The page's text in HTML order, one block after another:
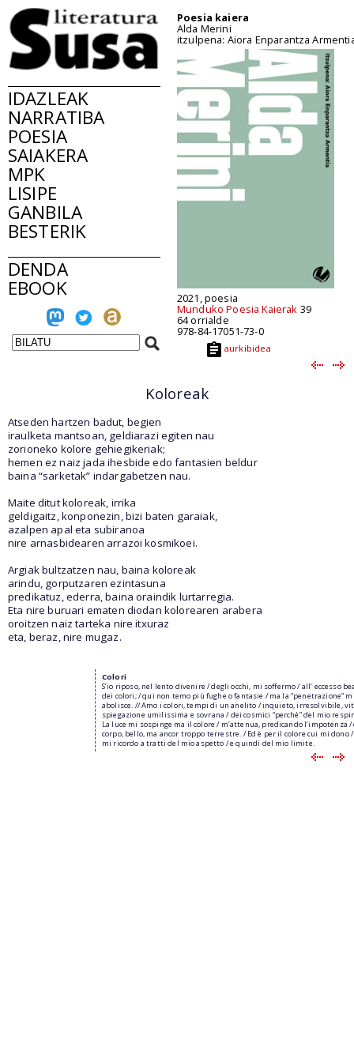
IDAZLEAK
NARRATIBA
POESIA
SAIAKERA
MPK
LISIPE
GANBILA
BESTERIK
DENDA
EBOOK
Poesia kaiera
Alda Merini
itzulpena: Aiora Enparantza
2021, poesia
Munduko Poesia Kaierak 39
64 orrialde
978-84-17051-73-0
aurkibidea
Koloreak
Atseden hartzen badut, begien
iraulketa mantsoan, geldiarazi egiten nau
zorioneko kolore gehiegikeriak;
hemen ez naiz jada ihesbide edo fantasien beldur
baina “sarketak” indargabetzen nau.
Maite ditut koloreak, irrika
geldigaitz, konponezin, bizi baten garaiak,
azalpen apal eta subiranoa
nire arnasbidearen arrazoi kosmikoei.
Argiak bultzatzen nau, baina koloreak
arindu, gorputzaren ezintasuna
predikatuz, ederra, baina oraindik lurtarregia.
Eta nire buruari ematen diodan kolorearen arabera
oroitzen naiz tarteka nire itxuraz
eta, beraz, nire mugaz.
Colori
S’io riposo, nel lento divenire / degli occhi, mi soffermo / all’ eccesso
dei colori; / qui non temo più fughe o fantasie / ma la “penetrazione”
abolisce. // Amo i colori, tempi di un anelito / inquieto, irresolvibile,
spiegazione umilissima e sovrana / dei cosmici “perché” del mio
La luce mi sospinge ma il colore / m’attenua, predicando l’impotenza /
corpo, bello, ma ancor troppo terrestre. / Ed è per il colore cui mi dono /
mi ricordo a tratti del mio aspetto / e quindi del mio limite.